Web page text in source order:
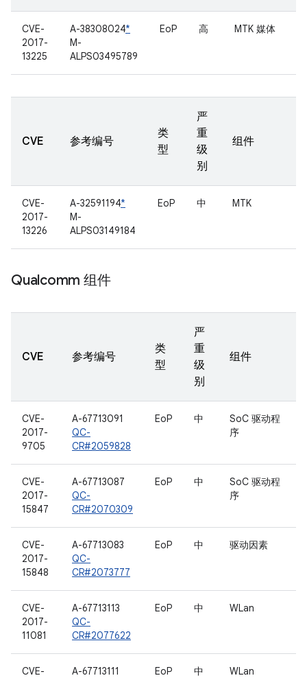
CVE-
2017-
13225
A-38308024*
M-
ALPS03495789
EoP 高 MTK 媒体
CVE 参考编号
类
型
严
重
级
别
组件
CVE-
2017-
13226
A-32591194*
M-
ALPS03149184
EoP 中 MTK
Qualcomm 组件
CVE 参考编号
类
型
严
重
级
别
组件
CVE-
2017-
9705
A-67713091
QC-
CR#2059828
EoP 中
SoC 驱动程
序
CVE-
2017-
15847
A-67713087
QC-
CR#2070309
EoP 中
SoC 驱动程
序
CVE-
2017-
15848
A-67713083
QC-
CR#2073777
EoP 中 驱动因素
CVE-
2017-
11081
A-67713113
QC-
CR#2077622
EoP 中 WLan
CVE-
A-67713111
EoP 中 WLan